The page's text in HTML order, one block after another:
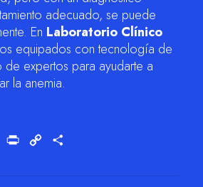
adecuado, se puede
En Laboratorio Clínico
equipados con tecnología de
de expertos para ayudarte a
la anemia.
Email Print
Copy